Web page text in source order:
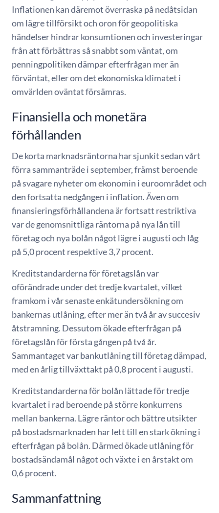
Inflationen kan däremot överraska på nedåtsidan
om lägre tillförsikt och oron för geopolitiska
händelser hindrar konsumtionen och investeringar
från att förbättras så snabbt som väntat, om
penningpolitiken dämpar efterfrågan mer än
förväntat, eller om det ekonomiska klimatet i
omvärlden oväntat försämras.
Finansiella och monetära
förhållanden
De korta marknadsräntorna har sjunkit sedan vårt
förra sammanträde i september, främst beroende
på svagare nyheter om ekonomin i euroområdet och
den fortsatta nedgången i inflation. Även om
finansieringsförhållandena är fortsatt restriktiva
var de genomsnittliga räntorna på nya lån till
företag och nya bolån något lägre i augusti och låg
på 5,0 procent respektive 3,7 procent.
Kreditstandarderna för företagslån var
oförändrade under det tredje kvartalet, vilket
framkom i vår senaste enkätundersökning om
bankernas utlåning, efter mer än två år av succesiv
åtstramning. Dessutom ökade efterfrågan på
företagslån för första gången på två år.
Sammantaget var bankutlåning till företag dämpad,
med en årlig tillväxttakt på 0,8 procent i augusti.
Kreditstandarderna för bolån lättade för tredje
kvartalet i rad beroende på större konkurrens
mellan bankerna. Lägre räntor och bättre utsikter
på bostadsmarknaden har lett till en stark ökning i
efterfrågan på bolån. Därmed ökade utlåning för
bostadsändamål något och växte i en årstakt om
0,6 procent.
Sammanfattning